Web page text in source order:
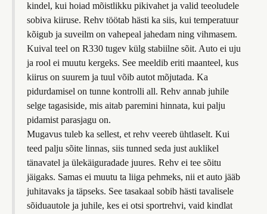
kindel, kui hoiad mõistlikku pikivahet ja valid teeoludele
sobiva kiiruse. Rehv töötab hästi ka siis, kui temperatuur
kõigub ja suveilm on vahepeal jahedam ning vihmasem.
Kuival teel on R330 tugev külg stabiilne sõit. Auto ei uju
ja rool ei muutu kergeks. See meeldib eriti maanteel, kus
kiirus on suurem ja tuul võib autot mõjutada. Ka
pidurdamisel on tunne kontrolli all. Rehv annab juhile
selge tagasiside, mis aitab paremini hinnata, kui palju
pidamist parasjagu on.
Mugavus tuleb ka sellest, et rehv veereb ühtlaselt. Kui
teed palju sõite linnas, siis tunned seda just auklikel
tänavatel ja ülekäiguradade juures. Rehv ei tee sõitu
jäigaks. Samas ei muutu ta liiga pehmeks, nii et auto jääb
juhitavaks ja täpseks. See tasakaal sobib hästi tavalisele
sõiduautole ja juhile, kes ei otsi sportrehvi, vaid kindlat